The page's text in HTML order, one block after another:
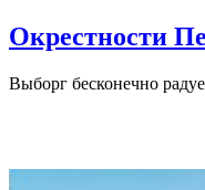
Окрестности
Выборг бесконечно